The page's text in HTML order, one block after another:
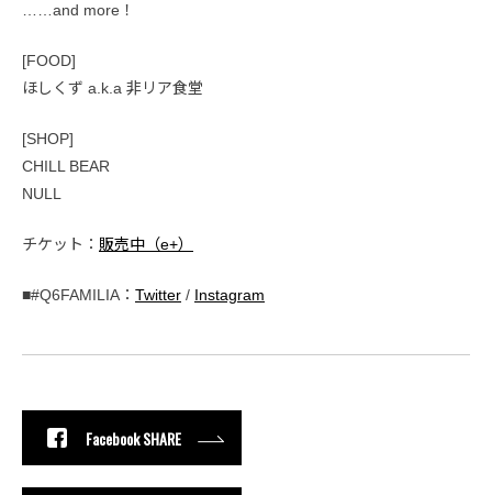
……and more！
[FOOD]
ほしくず a.k.a 非リア食堂
[SHOP]
CHILL BEAR
NULL
チケット： 販売中（e+）
■#Q6FAMILIA： Twitter / Instagram
Facebook SHARE